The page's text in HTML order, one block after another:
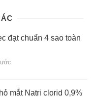
đạt chuẩn 4 sao toàn
mắt Natri clorid 0,9%